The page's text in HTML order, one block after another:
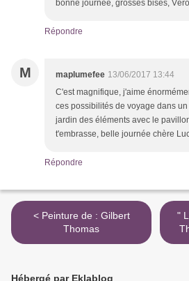
bonne journée, grosses bises,
Répondre
M maplumefee 13/06/2017 13:44
C'est magnifique, j'aime
ces possibilités de voyage dans
jardin des éléments avec le
t'embrasse, belle journée chère
Répondre
< Peinture de : Gilbert
Thomas
"
Hébergé par Eklablog